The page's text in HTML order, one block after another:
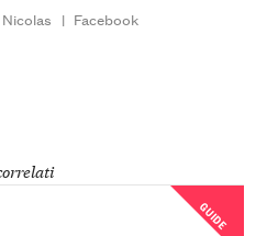
| Facebook
GUIDE